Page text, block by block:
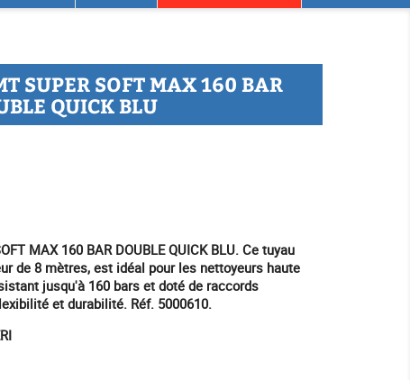
SUPER SOFT MAX 160 BAR
QUICK BLU
MAX 160 BAR DOUBLE QUICK BLU. Ce tuyau
de 8 mètres, est idéal pour les nettoyeurs haute
jusqu'à 160 bars et doté de raccords
et durabilité. Réf. 5000610.